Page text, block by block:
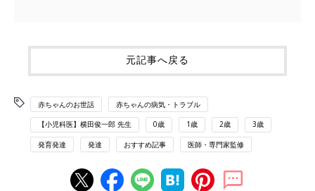
元記事へ戻る
赤ちゃんのお世話 赤ちゃんの病気・トラブル
【小児科医】横田俊一郎 先生 0歳 1歳 2歳 3歳
発育発達 発達 おすすめ記事 医師・専門家監修